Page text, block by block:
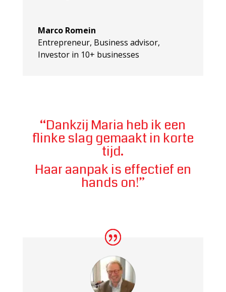
Marco Romein
Entrepreneur, Business advisor,
Investor in 10+ businesses
“Dankzij Maria heb ik een
flinke slag gemaakt in korte
tijd.
Haar aanpak is effectief en
hands on!”